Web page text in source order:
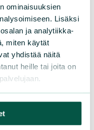
ominaisuuksien
Lisäksi
ja analytiikka-
miten käytät
yhdistää näitä
heille tai joita on
saivat
Timonen ja